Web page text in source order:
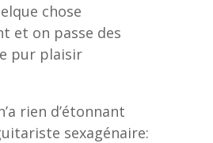
chose
et on passe des
pur plaisir
rien d’étonnant
sexagénaire: